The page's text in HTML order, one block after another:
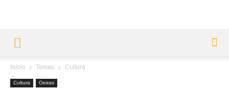
Início Temas Cultura
Cultura Oeiras